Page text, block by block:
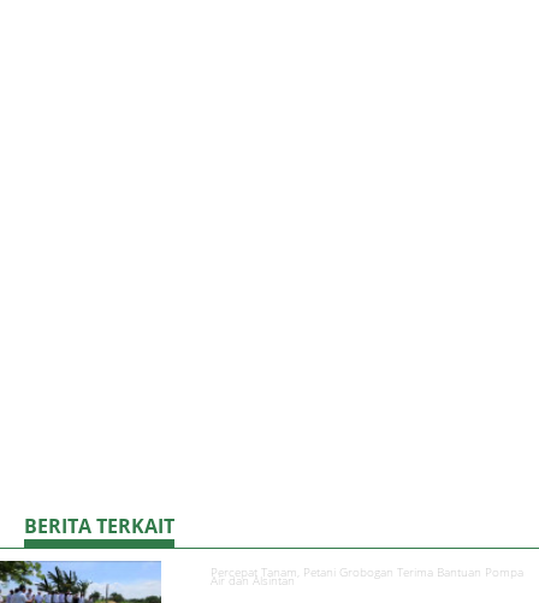
BERITA TERKAIT
Percepat Tanam, Petani Grobogan Terima Bantuan Pompa
Air dan Alsintan